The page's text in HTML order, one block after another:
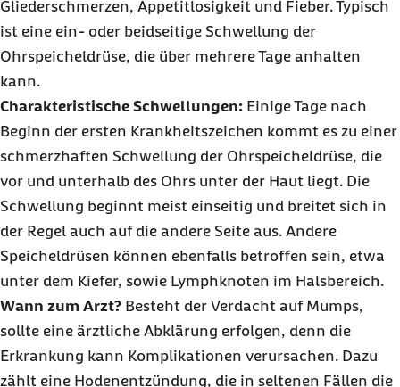
Gliederschmerzen, Appetitlosigkeit und Fieber. Typisch
ist eine ein- oder beidseitige Schwellung der
Ohrspeicheldrüse, die über mehrere Tage anhalten
kann.
Charakteristische Schwellungen: Einige Tage nach
Beginn der ersten Krankheitszeichen kommt es zu einer
schmerzhaften Schwellung der Ohrspeicheldrüse, die
vor und unterhalb des Ohrs unter der Haut liegt. Die
Schwellung beginnt meist einseitig und breitet sich in
der Regel auch auf die andere Seite aus. Andere
Speicheldrüsen können ebenfalls betroffen sein, etwa
unter dem Kiefer, sowie Lymphknoten im Halsbereich.
Wann zum Arzt? Besteht der Verdacht auf Mumps,
sollte eine ärztliche Abklärung erfolgen, denn die
Erkrankung kann Komplikationen verursachen. Dazu
zählt eine Hodenentzündung, die in seltenen Fällen die